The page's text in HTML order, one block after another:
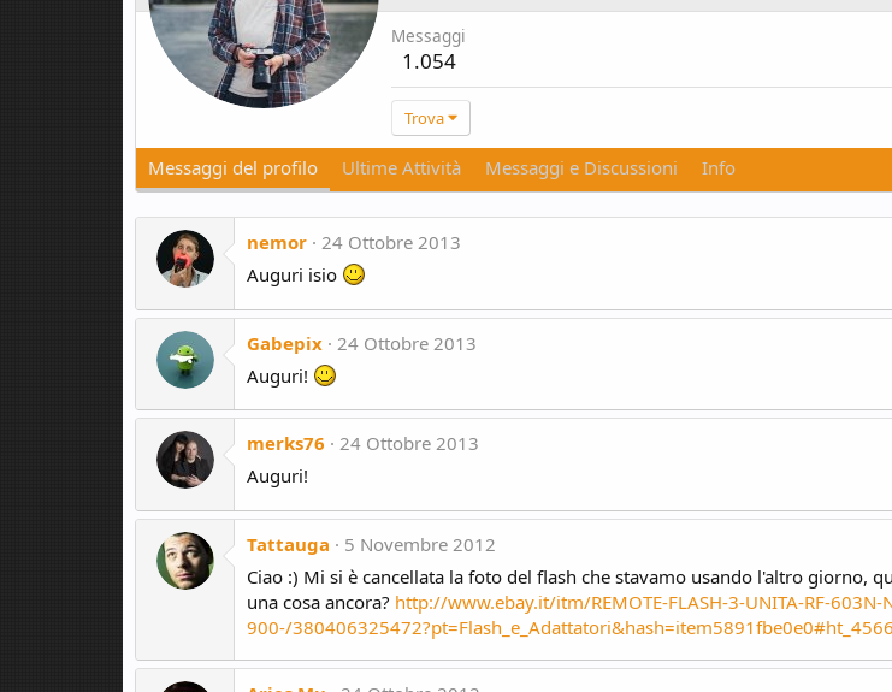
Messaggi
1.054
Trova
Messaggi del profilo Ultime Attività Messaggi e Discussioni Info
nemor 24 Ottobre 2013
Auguri isio
Gabepix
24 Ottobre 2013
Auguri!
merks76
24 Ottobre 2013
Auguri!
Tattauga
5 Novembre 2012
Ciao :) Mi si è cancellata la foto del flash che stavamo usando l'altro giorno,
una cosa ancora? http://www.ebay.it/itm/REMOTE-FLASH-3-UNITA-RF-
900-/